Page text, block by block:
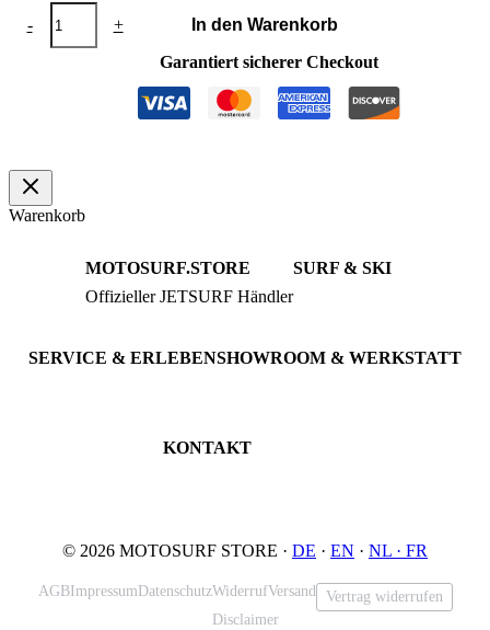
-
Beanie
BRAND
Menge
+
In den Warenkorb
Garantiert sicherer Checkout
Warenkorb
MOTOSURF.STORE
Offizieller JETSURF Händler
SURF & SKI
JETSURF Boards
SERVICE & ERLEBENSHOWROOM & WERKSTATT
KONTAKT
© 2026 MOTOSURF STORE · DE · EN · NL · FR
AGBImpressum DatenschutzWiderrufVersand
Vertrag widerrufen
Disclaimer